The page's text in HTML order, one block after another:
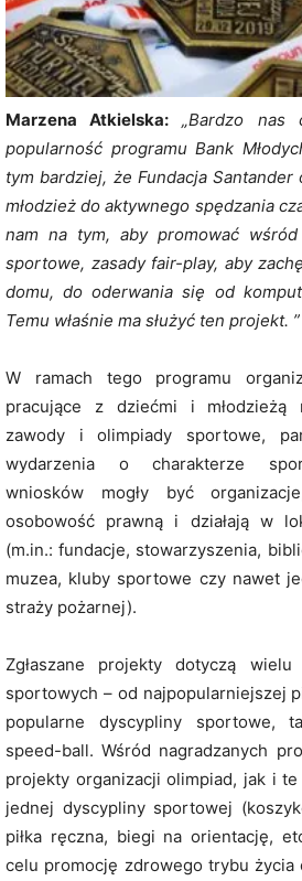
Marzena Atkielska:
„Bardzo nas
popularność programu Bank
tym bardziej, że Fundacja
młodzież do aktywnego spędzania
nam na tym, aby promować
sportowe, zasady fair-play, aby
domu, do oderwania się od
Temu właśnie ma służyć ten projekt. ”
W ramach tego programu
pracujące z dziećmi i młodzieżą
zawody i olimpiady sportowe,
wydarzenia o charakterze
wniosków mogły być
osobowość prawną i działają w
(m.in.: fundacje, stowarzyszenia,
muzea, kluby sportowe czy nawet
straży pożarnej).
Zgłaszane projekty dotyczą
sportowych – od najpopularniejszej
popularne dyscypliny sportowe,
speed-ball. Wśród nagradzanych
projekty organizacji olimpiad, jak i
jednej dyscypliny sportowej
piłka ręczna, biegi na orientację,
celu promocję zdrowego trybu życia